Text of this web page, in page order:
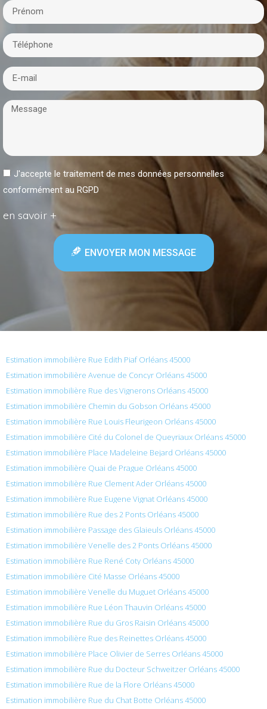
J'accepte le traitement de mes données personnelles
conformément au RGPD
en savoir +
ENVOYER MON MESSAGE
Estimation immobilière Rue Edith Piaf Orléans 45000
Estimation immobilière Avenue de Concyr Orléans 45000
Estimation immobilière Rue des Vignerons Orléans 45000
Estimation immobilière Chemin du Gobson Orléans 45000
Estimation immobilière Rue Louis Fleurigeon Orléans 45000
Estimation immobilière Cité du Colonel de Queyriaux Orléans 45000
Estimation immobilière Place Madeleine Bejard Orléans 45000
Estimation immobilière Quai de Prague Orléans 45000
Estimation immobilière Rue Clement Ader Orléans 45000
Estimation immobilière Rue Eugene Vignat Orléans 45000
Estimation immobilière Rue des 2 Ponts Orléans 45000
Estimation immobilière Passage des Glaieuls Orléans 45000
Estimation immobilière Venelle des 2 Ponts Orléans 45000
Estimation immobilière Rue René Coty Orléans 45000
Estimation immobilière Cité Masse Orléans 45000
Estimation immobilière Venelle du Muguet Orléans 45000
Estimation immobilière Rue Léon Thauvin Orléans 45000
Estimation immobilière Rue du Gros Raisin Orléans 45000
Estimation immobilière Rue des Reinettes Orléans 45000
Estimation immobilière Place Olivier de Serres Orléans 45000
Estimation immobilière Rue du Docteur Schweitzer Orléans 45000
Estimation immobilière Rue de la Flore Orléans 45000
Estimation immobilière Rue du Chat Botte Orléans 45000